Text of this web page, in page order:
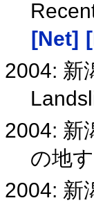
[Net]
2004: 新
2004: 新
の地
2004: 新